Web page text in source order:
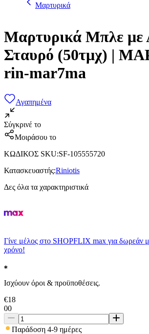
Μαρτυρικά
Μαρτυρικά Μπλε με
Σταυρό (50τμχ) |
rin-mar7ma
Αγαπημένα
Σύγκρινέ το
Μοιράσου το
ΚΩΔΙΚΟΣ SKU:SF-105555720
Κατασκευαστής:Riniotis
Δες όλα τα χαρακτηριστικά
Γίνε μέλος στο SHOPFLIX max για δωρεάν
χρόνο!
Ισχύουν όροι & προϋποθέσεις.
€18
00
Παράδοση 4-9 ημέρες